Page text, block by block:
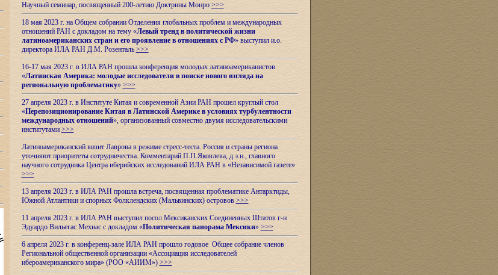
Научный семинар, посвященный 200-летию Доктрины Монро>>>
18 мая 2023 г. на Общем собрании Отделения глобальных проблем и международных
отношений РАН с докладом на тему «Левый тренд в политической жизни
латиноамериканских стран и его проявление в отношениях с РФ» выступил и.о.
директора ИЛА РАН Д.М. Розенталь >>>
16-17 мая 2023 г. в ИЛА РАН прошла конференция молодых латиноамериканистов
«Латинская Америка: молодые исследователи в поиске нового взгляда на
региональную проблематику» >>>
27 апреля 2023 г. в Институте Китая и современной Азии РАН прошел круглый стол
«Перепозиционирование Китая в ЛатинскойАмерике в условиях турбулентности
международных отношений», организованный совместно двумя исследовательскими
институтами >>>
Латиноамериканский визит Лаврова в режиме стресс-теста. Россия и страны региона
уточняют приоритеты сотрудничества. Комментарий П.П.Яковлева, д.э.н., главного
научного сотрудника Центра иберийских исследований ИЛА РАН в «Независимой газете»
>>>
13 апреля 2023 г. в ИЛА РАН прошла встреча, посвященная проблематике Антарктиды,
Южной Атлантики и спорных Фолклендских (Мальвинских) островов >>>
11 апреля 2023 г. в ИЛА РАН выступил посол Мексиканских Соединенных Штатов г-н
Эдуардо Вильегас Мехиас c докладом «Политическая панорама Мексики» >>>
6 апреля 2023 г. в конференц-зале ИЛА РАН прошло годовое Общее собрание членов
Региональной общественной организации «Ассоциация исследователей
ибероамериканского мира» (РОО «АИИМ») >>>